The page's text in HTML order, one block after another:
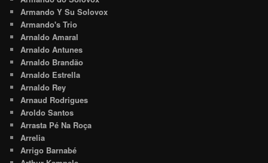
Armando Y Su Solovox
Armando's Trio
Arnaldo Amaral
Arnaldo Antunes
Arnaldo Brandão
Arnaldo Estrella
Arnaldo Rey
Arnaud Rodrigues
Aroldo Santos
Arrasta Pé Na Roça
Arrelia
Arrigo Barnabé